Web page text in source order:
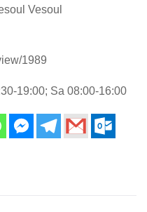
Vesoul
1989
19:00; Sa 08:00-16:00